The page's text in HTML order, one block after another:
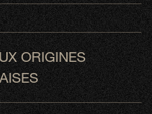
ORIGINES